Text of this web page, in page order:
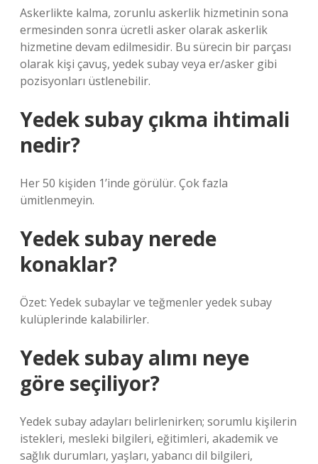
Askerlikte kalma, zorunlu askerlik hizmetinin sona
ermesinden sonra ücretli asker olarak askerlik
hizmetine devam edilmesidir. Bu sürecin bir parçası
olarak kişi çavuş, yedek subay veya er/asker gibi
pozisyonları üstlenebilir.
Yedek subay çıkma ihtimali
nedir?
Her 50 kişiden 1’inde görülür. Çok fazla
ümitlenmeyin.
Yedek subay nerede
konaklar?
Özet: Yedek subaylar ve teğmenler yedek subay
kulüplerinde kalabilirler.
Yedek subay alımı neye
göre seçiliyor?
Yedek subay adayları belirlenirken; sorumlu kişilerin
istekleri, mesleki bilgileri, eğitimleri, akademik ve
sağlık durumları, yaşları, yabancı dil bilgileri,